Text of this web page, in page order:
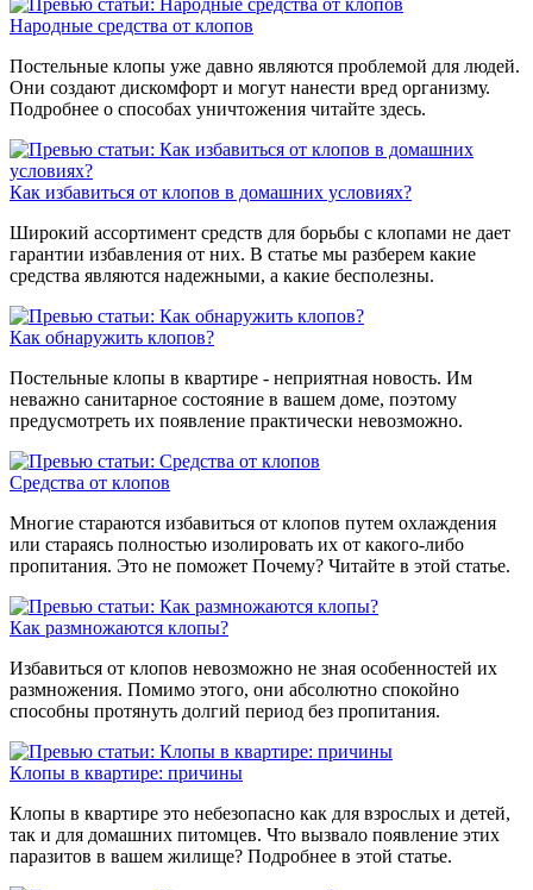
Народные средства от клопов
Постельные клопы уже давно являются проблемой для людей.
Они создают дискомфорт и могут нанести вред организму.
Подробнее о способах уничтожения читайте здесь.
Как избавиться от клопов в домашних условиях?
Широкий ассортимент средств для борьбы с клопами не дает
гарантии избавления от них. В статье мы разберем какие
средства являются надежными, а какие бесполезны.
Как обнаружить клопов?
Постельные клопы в квартире - неприятная новость. Им
неважно санитарное состояние в вашем доме, поэтому
предусмотреть их появление практически невозможно.
Средства от клопов
Многие стараются избавиться от клопов путем охлаждения
или стараясь полностью изолировать их от какого-либо
пропитания. Это не поможет Почему? Читайте в этой статье.
Как размножаются клопы?
Избавиться от клопов невозможно не зная особенностей их
размножения. Помимо этого, они абсолютно спокойно
способны протянуть долгий период без пропитания.
Клопы в квартире: причины
Клопы в квартире это небезопасно как для взрослых и детей,
так и для домашних питомцев. Что вызвало появление этих
паразитов в вашем жилище? Подробнее в этой статье.